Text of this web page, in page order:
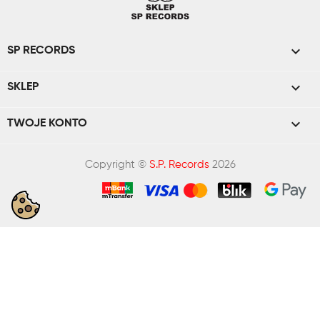
SP RECORDS 
SKLEP 
TWOJE KONTO 
Copyright © S.P. Records2026